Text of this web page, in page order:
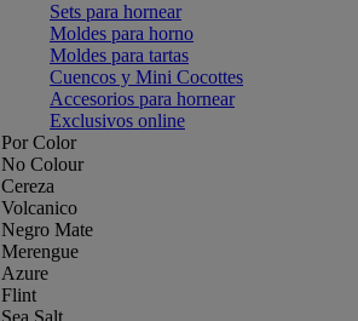
Sets para hornear
Moldes para horno
Moldes para tartas
Cuencos y Mini Cocottes
Accesorios para hornear
Exclusivos online
Por Color
No Colour
Cereza
Volcanico
Negro Mate
Merengue
Azure
Flint
Sea Salt